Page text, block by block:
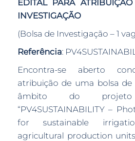
EDITAL PARA
INVESTIGAÇÃO
(Bolsa de Investigação – 1
Referência:
Encontra-se aberto
atribuição de uma bolsa de
âmbito do
“PV4SUSTAINABILITY –
for sustainable
agricultural production